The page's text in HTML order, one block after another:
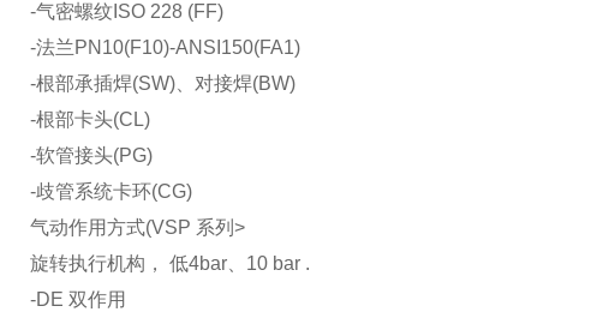
-气密螺纹ISO 228 (FF)
-法兰PN10(F10)-ANSI150(FA1)
-根部承插焊(SW)、对接焊(BW)
-根部卡头(CL)
-软管接头(PG)
-歧管系统卡环(CG)
气动作用方式(VSP 系列>
旋转执行机构， 低4bar、10 bar .
-DE 双作用